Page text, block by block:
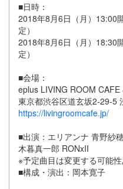
■日時：
2018年8月6日（月）13:00
定）
2018年8月6日（月）18:30
定）
■会場：
eplus LIVING ROOM CAFE
東京都渋谷区道玄坂2-29-5
https://livingroomcafe.jp/
■出演：エリアンナ 青野紗
木暮真一郎 RONxII
※予定曲目は変更する可能性
■構成・演出：岡本寛子